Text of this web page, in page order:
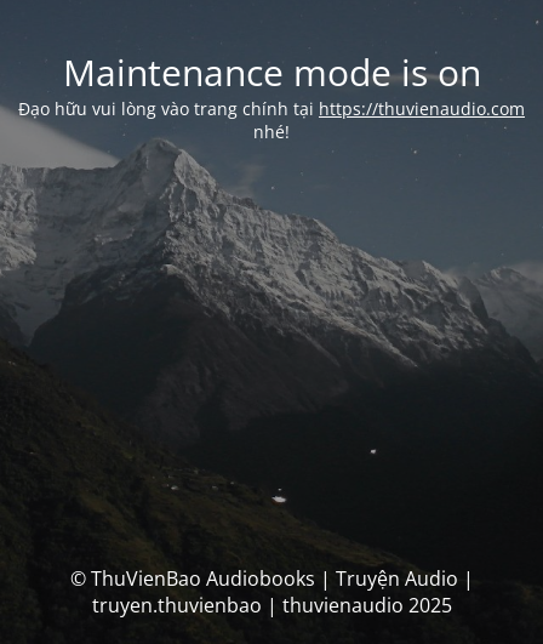
Maintenance mode is on
Đạo hữu vui lòng vào trang chính tại https://thuvienaudio.com
nhé!
© ThuVienBao Audiobooks | Truyện Audio |
truyen.thuvienbao | thuvienaudio 2025